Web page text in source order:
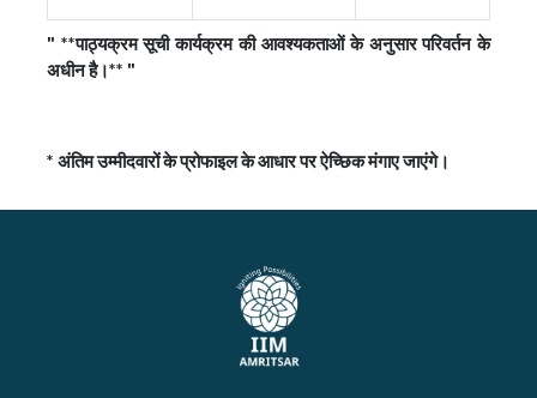
" **पाठ्यक्रम सूची कार्यक्रम की आवश्यकताओं के अनुसार परिवर्तन के
अधीन है।** "
* अंतिम उम्मीदवारों के प्रोफाइल के आधार पर ऐच्छिक मंगाए जाएंगे।